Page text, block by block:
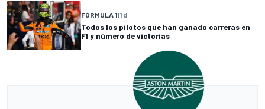
FÓRMULA 111 d
Todos los pilotos que han ganado carreras en
F1 y número de victorias